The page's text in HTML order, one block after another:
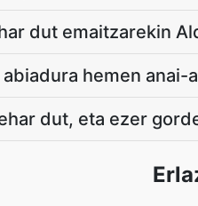
dut emaitzarekin
hemen
dut, eta ezer